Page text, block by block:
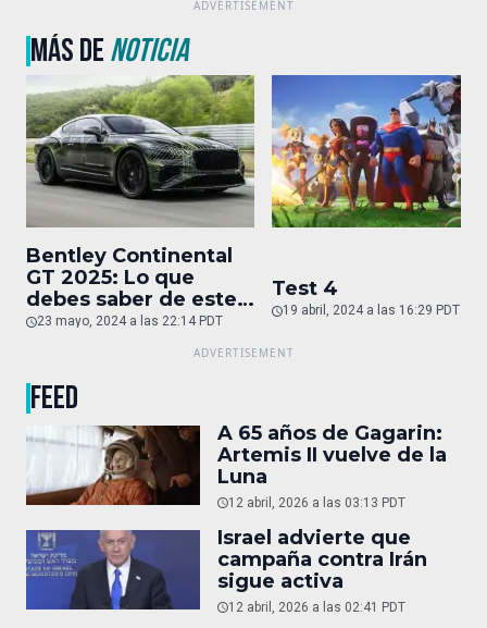
MÁS DENOTICIA
Bentley Continental
GT 2025: Lo que
debes saber de este
auto de superlujo
23 mayo, 2024 a las 22:14 PDT
Test 4
19 abril, 2024 a las 16:29 PDT
FEED
A 65 años de Gagarin:
Artemis II vuelve de la
Luna
12 abril, 2026 a las 03:13 PDT
Israel advierte que
campaña contra Irán
sigue activa
12 abril, 2026 a las 02:41 PDT